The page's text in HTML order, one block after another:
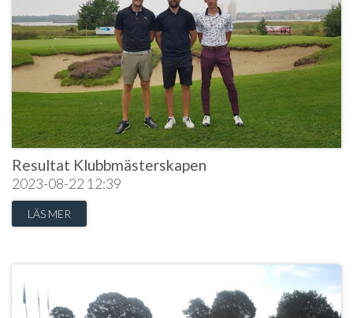
Resultat Klubbmästerskapen
2023-08-22 12:39
LÄS MER